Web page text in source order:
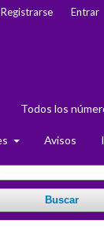
Todos los
Avisos
Buscar
Registrarse Entrar